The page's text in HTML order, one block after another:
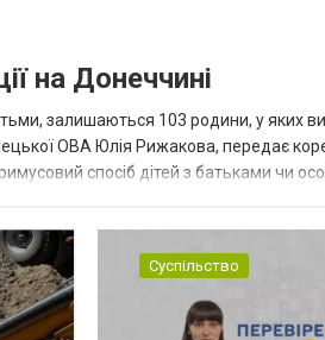
на Донеччині
залишаються 103 родини, у яких
ОВА Юлія Рижакова, передає
спосіб дітей з батьками чи
Суспільство